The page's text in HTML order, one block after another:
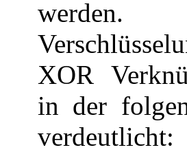
XOR
in der
verdeutlicht: